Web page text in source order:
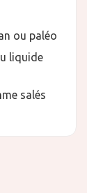
ou paléo
liquide
salés